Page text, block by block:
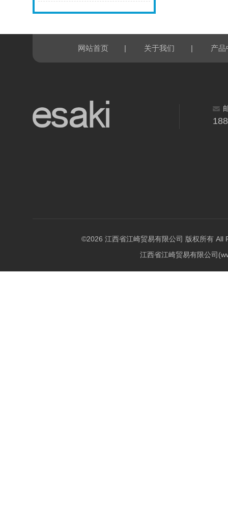
网站首页 | 关于我们 | 产品
©2026 江西省江崎贸易有限公司 版权所有 All
江西省江崎贸易有限公司